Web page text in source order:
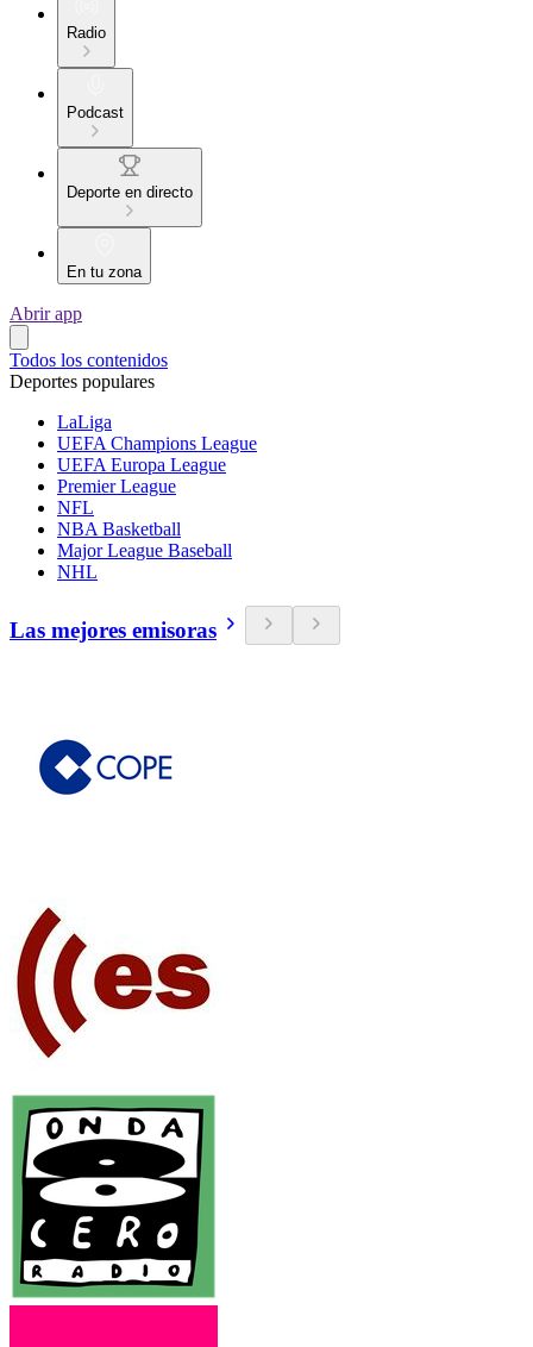
Radio
Podcast
Deporte en directo
En tu zona
Abrir app
Todos los contenidos
Deportes populares
LaLiga
UEFA Champions League
UEFA Europa League
Premier League
NFL
NBA Basketball
Major League Baseball
NHL
Las mejores emisoras